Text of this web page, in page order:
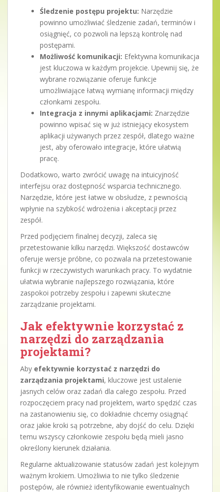
Śledzenie postępu projektu: Narzędzie
powinno umożliwiać śledzenie zadań, terminów i
osiągnięć, co pozwoli na lepszą kontrolę nad
postępami.
Możliwość komunikacji: Efektywna komunikacja
jest kluczowa w każdym projekcie. Upewnij się, że
wybrane rozwiązanie oferuje funkcje
umożliwiające łatwą wymianę informacji między
członkami zespołu.
Integracja z innymi aplikacjami: Znarzędzie
powinno wpisać się w już istniejący ekosystem
aplikacji używanych przez zespół, dlatego ważne
jest, aby oferowało integracje, które ułatwią
pracę.
Dodatkowo, warto zwrócić uwagę na intuicyjność
interfejsu oraz dostępność wsparcia technicznego.
Narzędzie, które jest łatwe w obsłudze, z pewnością
wpłynie na szybkość wdrożenia i akceptacji przez
zespół.
Przed podjęciem finalnej decyzji, zaleca się
przetestowanie kilku narzędzi. Większość dostawców
oferuje wersje próbne, co pozwala na przetestowanie
funkcji w rzeczywistych warunkach pracy. To wydatnie
ułatwia wybranie najlepszego rozwiązania, które
zaspokoi potrzeby zespołu i zapewni skuteczne
zarządzanie projektami.
Jak efektywnie korzystać z
narzędzi do zarządzania
projektami?
Aby efektywnie korzystać z narzędzi do
zarządzania projektami, kluczowe jest ustalenie
jasnych celów oraz zadań dla całego zespołu. Przed
rozpoczęciem pracy nad projektem, warto spędzić czas
na zastanowieniu się, co dokładnie chcemy osiągnąć
oraz jakie kroki są potrzebne, aby dojść do celu. Dzięki
temu wszyscy członkowie zespołu będą mieli jasno
określony kierunek działania.
Regularne aktualizowanie statusów zadań jest kolejnym
ważnym krokiem. Umożliwia to nie tylko śledzenie
postępów, ale również identyfikowanie ewentualnych